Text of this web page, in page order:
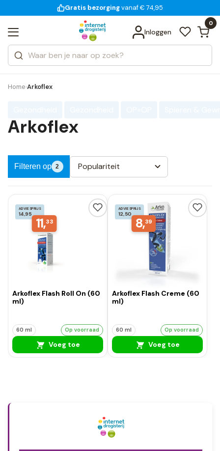
voor 18:00 uur besteld
Gratis bezorgingvanaf € 74,95
Inloggen
0
Zoeken
Categorieën
Merken
Bekijk alle resultaten
Home›Arkoflex
Arkoflex
Filteren op 2 Populariteit
ADVIESPRIJS
14,95
11,33
Arkoflex Flash Roll On (60
ml)
60 ml Op voorraad
Voeg toe
ADVIESPRIJS
12,50
8,39
Arkoflex Flash Creme (60
ml)
60 ml Op voorraad
Voeg toe